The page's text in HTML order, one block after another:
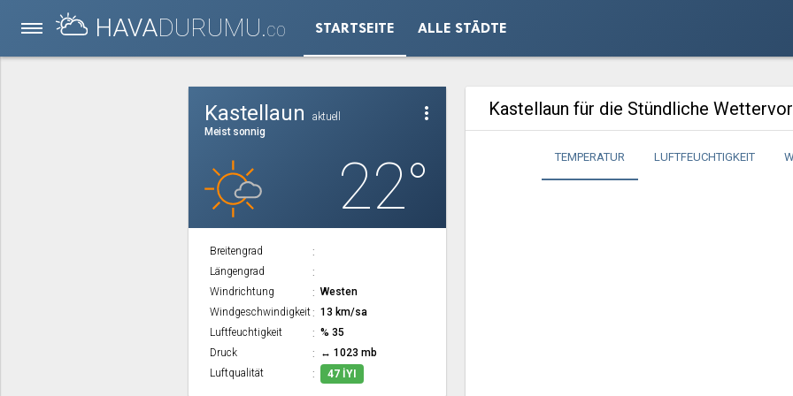
HAVADURUMU.CO STARTSEITE ALLE STÄDTE
more_vert
Kastellaun
aktuell
Meist sonnig
22°
Breitengrad
Längengrad
Windrichtung
Westen
Windgeschwindigkeit
13 km/sa
Luftfeuchtigkeit
% 35
Druck
↔ 1023 mb
Luftqualität
47 İYI
Kastellaun für die Stündliche
TEMPERATUR LUFTFEUCHTIGKEIT